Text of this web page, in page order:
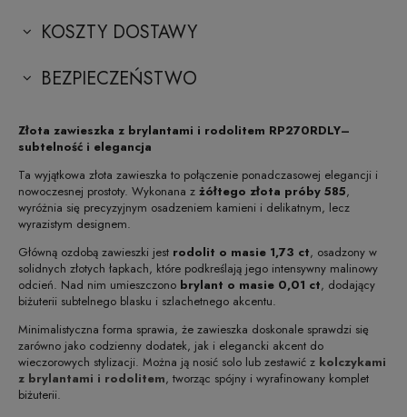
KOSZTY DOSTAWY
BEZPIECZEŃSTWO
Złota zawieszka z brylantami i rodolitem RP270RDLY–
subtelność i elegancja
Ta wyjątkowa złota zawieszka to połączenie ponadczasowej elegancji i
nowoczesnej prostoty. Wykonana z żółtego złota próby 585,
wyróżnia się precyzyjnym osadzeniem kamieni i delikatnym, lecz
wyrazistym designem.
Główną ozdobą zawieszki jest rodolit o masie 1,73 ct, osadzony w
solidnych złotych łapkach, które podkreślają jego intensywny malinowy
odcień. Nad nim umieszczono brylant o masie 0,01 ct, dodający
biżuterii subtelnego blasku i szlachetnego akcentu.
Minimalistyczna forma sprawia, że zawieszka doskonale sprawdzi się
zarówno jako codzienny dodatek, jak i elegancki akcent do
wieczorowych stylizacji. Można ją nosić solo lub zestawić z kolczykami
z brylantami i rodolitem, tworząc spójny i wyrafinowany komplet
biżuterii.